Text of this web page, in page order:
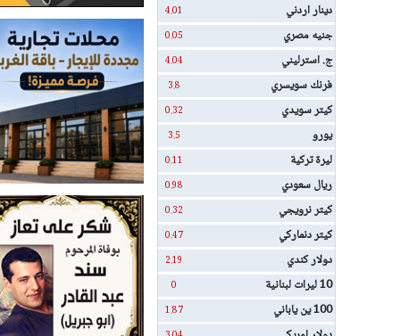
دينار اردني
4.01
جنيه مصري 0.05
ج. استرليني 4.04
فرنك سويسري 3.8
كيتر سويدي 0.32
يورو 3.5
ليرة تركية 0.11
ريال سعودي 0.98
كيتر نرويجي 0.32
كيتر دنماركي 0.47
دولار كندي 2.19
10 ليرات لبنانية 0
100 ين ياباني 1.87